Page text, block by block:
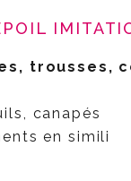
trousses,
canapés
en simili